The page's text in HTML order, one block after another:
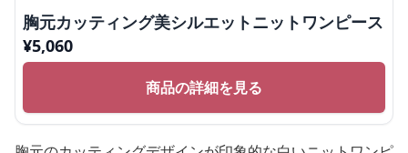
胸元カッティング美シルエットニットワンピース
¥5,060
商品の詳細を見る